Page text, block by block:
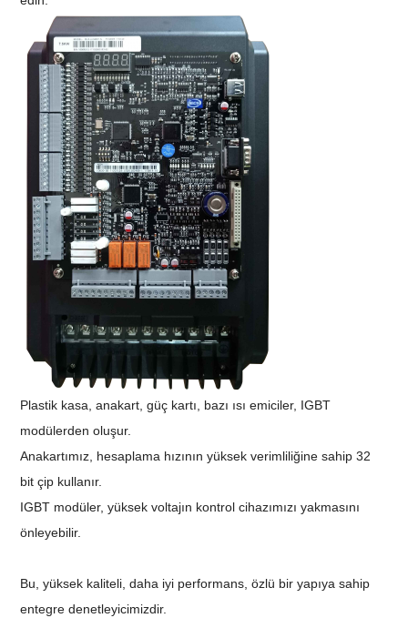
Plastik kasa, anakart, güç kartı, bazı ısı emiciler, IGBT
modülerden oluşur.
Anakartımız, hesaplama hızının yüksek verimliliğine sahip 32
bit çip kullanır.
IGBT modüler, yüksek voltajın kontrol cihazımızı yakmasını
önleyebilir.
Bu, yüksek kaliteli, daha iyi performans, özlü bir yapıya sahip
entegre denetleyicimizdir.